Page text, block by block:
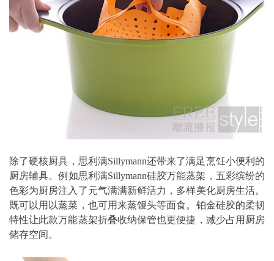
除了硬核厨具，思利满Sillymann还带来了满足烹饪小便利的
厨房辅具。例如思利满Sillymann硅胶万能蒸架，五彩缤纷的
色彩为厨房注入了元气满满新鲜活力，多样美化厨房生活。
既可以用以蒸菜，也可用来蒸馒头等面食。铂金硅胶的柔韧
特性让此款万能蒸架折叠收纳保管也更便捷，减少占用厨房
储存空间。